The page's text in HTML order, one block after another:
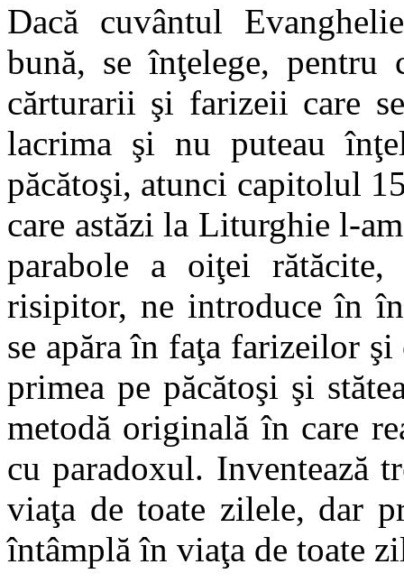
Dacă cuvântul
bună, se înţelege, pentru
cărturarii şi farizeii care
lacrima şi nu puteau
păcătoşi, atunci capitolul
care astăzi la Liturghie l-
parabole a oiţei
risipitor, ne introduce în
se apăra în faţa farizeilor
primea pe păcătoşi şi
metodă originală în care
cu paradoxul. Inventează
viaţa de toate zilele, dar
întâmplă în viaţa de toate